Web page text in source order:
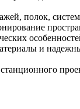
полок,
и